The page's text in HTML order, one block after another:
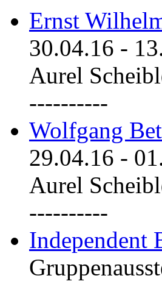
Ernst
30.04.16 -
Aurel
----------
Wolfgang
29.04.16 -
Aurel
----------
Independent